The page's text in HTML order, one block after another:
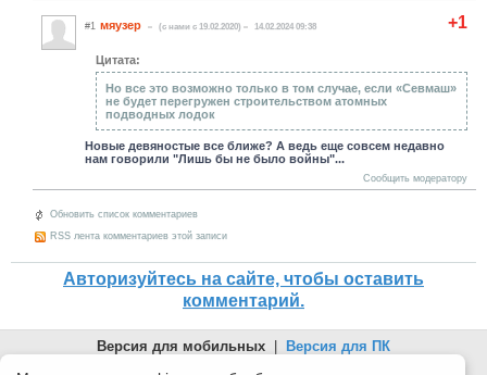
+1
#1 мяузер (c нами с 19.02.2020) 14.02.2024 09:38
Цитата:
Но все это возможно только в том случае, если «Севмаш»
не будет перегружен строительством атомных
подводных лодок
Новые девяностые все ближе? А ведь еще совсем недавно
нам говорили "Лишь бы не было войны"...
Сообщить модератору
Обновить список комментариев
RSS лента комментариев этой записи
Авторизуйтесь на сайте, чтобы оставить
комментарий.
Версия для мобильных
Версия для ПК